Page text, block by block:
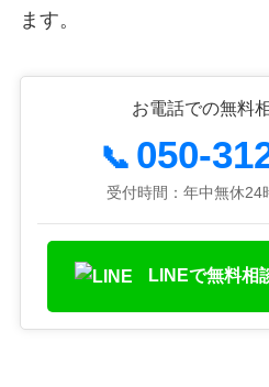
ます。
お電話での無料
📞 050-
受付時間：年中無休24
LINEで無料相